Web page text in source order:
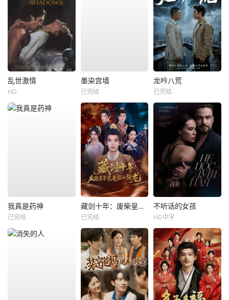
乱世激情
HD
墨染宫墙
已完结
龙吟八荒
已完结
我真是药神
已完结
藏剑十年：废柴皇子竟是绝世强龙
已完结
不听话的女孩
HD中字